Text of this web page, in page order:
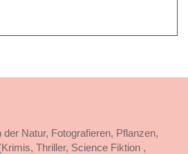
Natur, Fotografieren, Pflanzen,
Thriller, Science Fiktion ,